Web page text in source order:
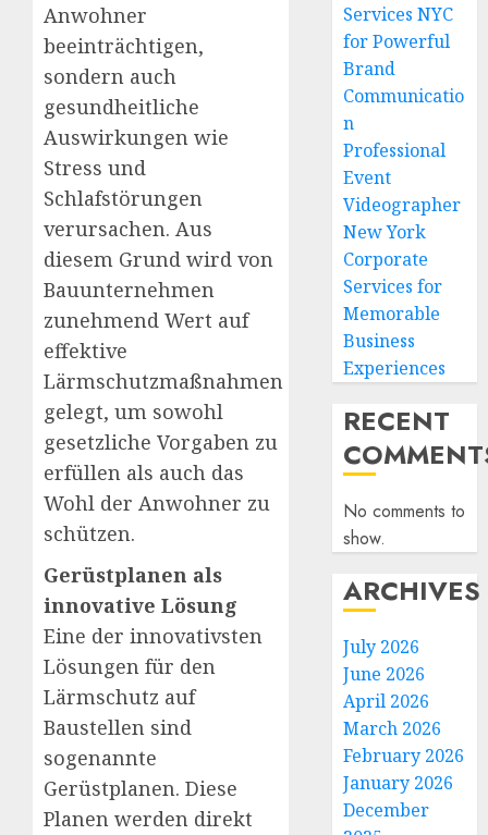
Anwohner
beeinträchtigen,
sondern auch
gesundheitliche
Auswirkungen wie
Stress und
Schlafstörungen
verursachen. Aus
diesem Grund wird von
Bauunternehmen
zunehmend Wert auf
effektive
Lärmschutzmaßnahmen
gelegt, um sowohl
gesetzliche Vorgaben zu
erfüllen als auch das
Wohl der Anwohner zu
schützen.
Gerüstplanen als
innovative Lösung
Eine der innovativsten
Lösungen für den
Lärmschutz auf
Baustellen sind
sogenannte
Gerüstplanen. Diese
Planen werden direkt
Services NYC
for Powerful
Brand
Communicatio
n
Professional
Event
Videographer
New York
Corporate
Services for
Memorable
Business
Experiences
RECENT
No comments to
show.
ARCHIVES
July 2026
June 2026
April 2026
March 2026
February 2026
January 2026
December